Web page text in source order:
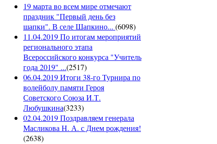
19 марта во всем мире отмечают
праздник "Первый день без
шапки". В селе Шапкино... (6098)
11.04.2019 По итогам мероприятий
регионального этапа
Всероссийского конкурса "Учитель
года 2019" ...(2517)
06.04.2019 Итоги 38-го Турнира по
волейболу памяти Героя
Советского Союза И.Т.
Любушкина(3233)
02.04.2019 Поздравляем генерала
Масликова Н. А. с Днем рождения!
(2638)